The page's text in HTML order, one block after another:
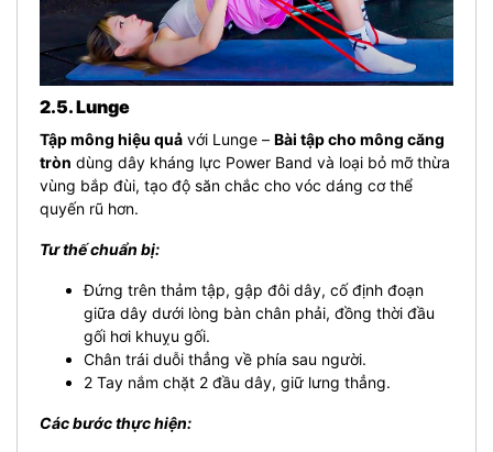
2.5. Lunge
Tập mông hiệu quả với Lunge – Bài tập cho mông căng
tròn dùng dây kháng lực Power Band và loại bỏ mỡ thừa
vùng bắp đùi, tạo độ săn chắc cho vóc dáng cơ thể
quyến rũ hơn.
Tư thế chuẩn bị:
Đứng trên thảm tập, gập đôi dây, cố định đoạn
giữa dây dưới lòng bàn chân phải, đồng thời đầu
gối hơi khuỵu gối.
Chân trái duỗi thẳng về phía sau người.
2 Tay nắm chặt 2 đầu dây, giữ lưng thẳng.
Các bước thực hiện: